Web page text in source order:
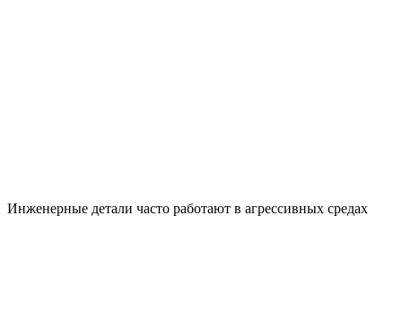
Инженерные детали часто работают в агрессивных средах